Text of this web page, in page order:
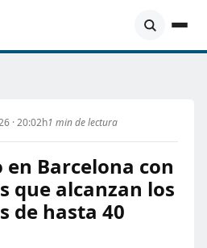
· 20:02h1 min de lectura
Barcelona con
que alcanzan los
de hasta 40